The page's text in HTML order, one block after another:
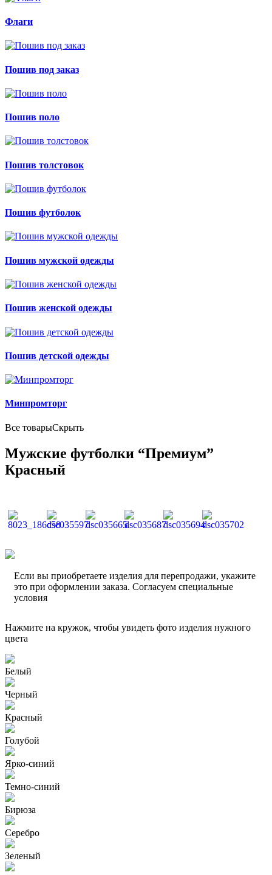
Флаги
Пошив под заказ
Пошив поло
Пошив толстовок
Пошив футболок
Пошив мужской одежды
Пошив женской одежды
Пошив детской одежды
Минпромторг
Все товарыСкрыть
Мужские футболки “Премиум”
Красный
Если вы приобретаете изделия для перепродажи, укажите
это при оформлении заказа. Согласуем специальные
условия
Нажмите на кружок, чтобы увидеть фото изделия нужного
цвета
Белый
Черный
Красный
Голубой
Ярко-синий
Темно-синий
Бирюза
Серебро
Зеленый